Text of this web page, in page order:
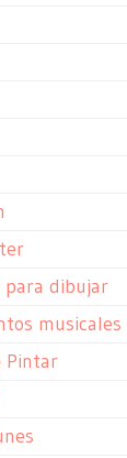
para dibujar
musicales
Pintar